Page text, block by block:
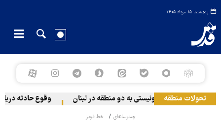
پنجشنبه ۱۵ مرداد ۱۴۰۵
تحولات منطقه
حمله رژیم صهیونیستی به دو منطقه در لبنان وقوع حادثه
چندرسانه‌ای خط قرمز